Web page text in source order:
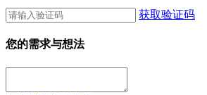
获取验证码
您的需求与想法